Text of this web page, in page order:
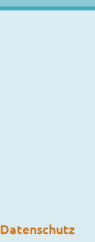
Datenschutz